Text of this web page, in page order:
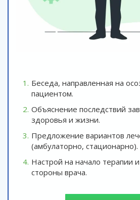
Беседа, направленная на
пациентом.
Объяснение последствий
здоровья и жизни.
Предложение вариантов
(амбулаторно, стационарно).
Настрой на начало терапии
стороны врача.